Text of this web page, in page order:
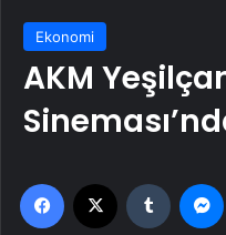
Ekonomi
AKM
Facebook Tumblr